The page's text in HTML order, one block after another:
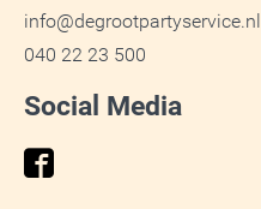
info@degrootpartyservice.nl
040 22 23 500
Social Media